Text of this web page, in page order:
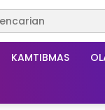
KAMTIBMAS